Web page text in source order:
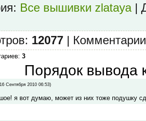
: Все вышивки zlataya|
: 12077 | Комментарии
: 3
Порядок вывода
Сентября 2010 06:53)
я вот думаю, может из них тоже подушку